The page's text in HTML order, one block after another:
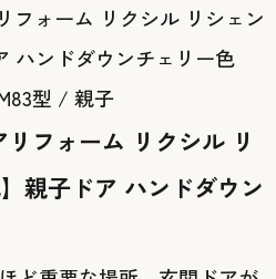
型 / 親子
フォーム リクシル リ
親子ドア ハンドダウン